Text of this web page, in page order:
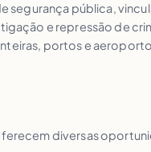
segurança pública,
e repressão de
portos e
diversas